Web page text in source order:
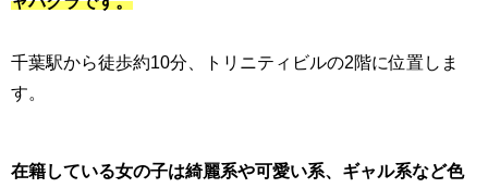
千葉駅から徒歩約10分、トリニティビルの2階に位置しま
す。
在籍している女の子は綺麗系や可愛い系、ギャル系など色